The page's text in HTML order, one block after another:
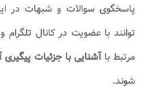
پاسخگوی سوالات و شبهات در
توانند با عضویت در کانال
مرتبط باآشنایی با جزئیات پیگیری
شوند.